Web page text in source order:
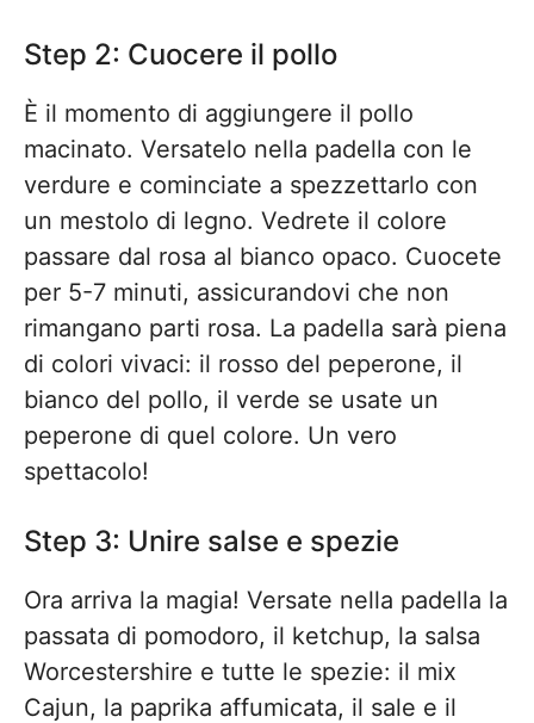
Step 2: Cuocere il pollo
È il momento di aggiungere il pollo
macinato. Versatelo nella padella con le
verdure e cominciate a spezzettarlo con
un mestolo di legno. Vedrete il colore
passare dal rosa al bianco opaco. Cuocete
per 5-7 minuti, assicurandovi che non
rimangano parti rosa. La padella sarà piena
di colori vivaci: il rosso del peperone, il
bianco del pollo, il verde se usate un
peperone di quel colore. Un vero
spettacolo!
Step 3: Unire salse e spezie
Ora arriva la magia! Versate nella padella la
passata di pomodoro, il ketchup, la salsa
Worcestershire e tutte le spezie: il mix
Cajun, la paprika affumicata, il sale e il